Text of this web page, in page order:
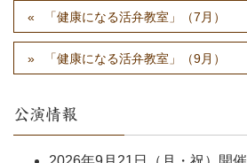
「健康になる活弁教室」（7月）
「健康になる活弁教室」（9月）
公演情報